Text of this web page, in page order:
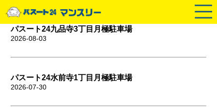
パスート24九品寺3丁目月極駐車場
2026-08-03
パスート24水前寺1丁目月極駐車場
2026-07-30